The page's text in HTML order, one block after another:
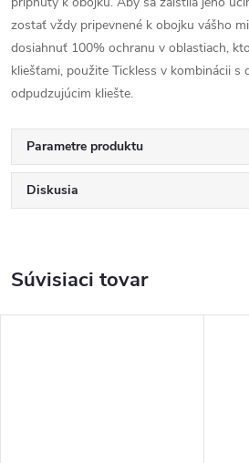
zostať vždy pripevnené k obojku vášho
dosiahnuť 100% ochranu v oblastiach,
kliešťami, použite Tickless v kombinácii s
odpudzujúcim kliešte.
Parametre produktu
Diskusia
Súvisiaci tovar